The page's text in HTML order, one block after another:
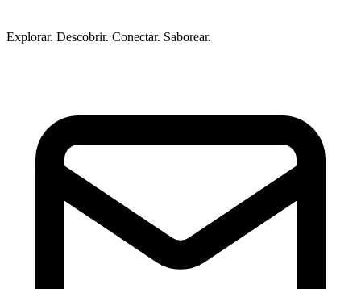
Explorar. Descobrir. Conectar. Saborear.